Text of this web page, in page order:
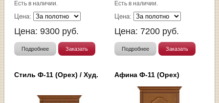
Есть в наличии.
Цена:
Цена:9300 руб.
Подробнее Заказать
Есть в наличии.
Цена:
Цена: 7200 руб.
Подробнее Заказать
Стиль Ф-11 (Орех) / Худ. Афина Ф-11 (Орех)